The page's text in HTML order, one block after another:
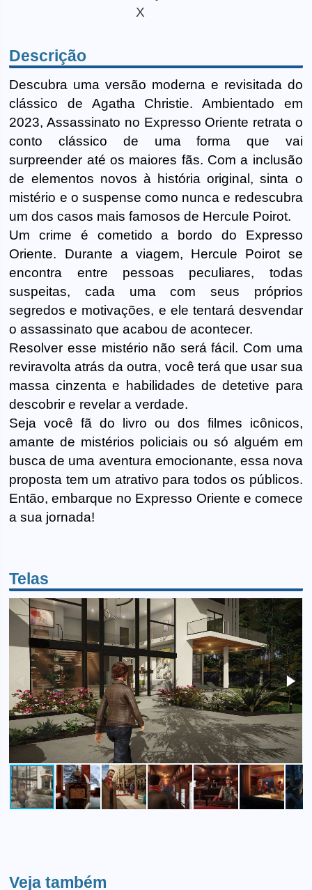
X
Descrição
Descubra uma versão moderna e revisitada do
clássico de Agatha Christie. Ambientado em
2023, Assassinato no Expresso Oriente retrata o
conto clássico de uma forma que vai
surpreender até os maiores fãs. Com a inclusão
de elementos novos à história original, sinta o
mistério e o suspense como nunca e redescubra
um dos casos mais famosos de Hercule Poirot.
Um crime é cometido a bordo do Expresso
Oriente. Durante a viagem, Hercule Poirot se
encontra entre pessoas peculiares, todas
suspeitas, cada uma com seus próprios
segredos e motivações, e ele tentará desvendar
o assassinato que acabou de acontecer.
Resolver esse mistério não será fácil. Com uma
reviravolta atrás da outra, você terá que usar sua
massa cinzenta e habilidades de detetive para
descobrir e revelar a verdade.
Seja você fã do livro ou dos filmes icônicos,
amante de mistérios policiais ou só alguém em
busca de uma aventura emocionante, essa nova
proposta tem um atrativo para todos os públicos.
Então, embarque no Expresso Oriente e comece
a sua jornada!
Telas
Veja também